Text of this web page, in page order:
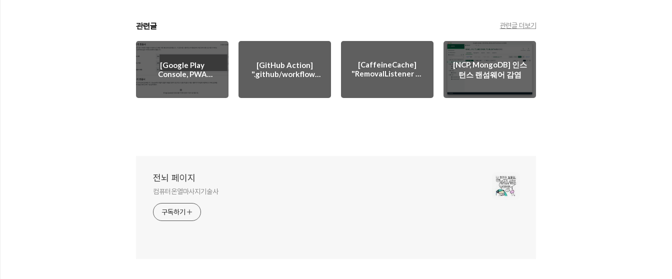
관련글 관련글 더보기
[Google Play
Console, PWA
Builder] "Android
App Bundle이 잘못된
[GitHub Action]
".github/workflows
[CaffeineCache]
"RemovalListener 는
[NCP, MongoDB] 인스
턴스 랜섬웨어 감염
전뇌 페이지
컴퓨터온열마사지기술사
구독하기